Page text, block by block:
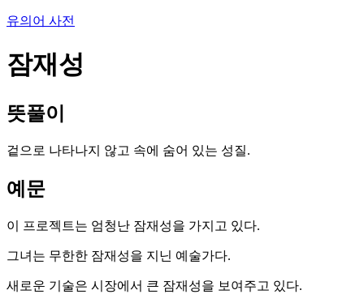
유의어 사전
잠재성
뜻풀이
겉으로 나타나지 않고 속에 숨어 있는 성질.
예문
이 프로젝트는 엄청난 잠재성을 가지고 있다.
그녀는 무한한 잠재성을 지닌 예술가다.
새로운 기술은 시장에서 큰 잠재성을 보여주고 있다.